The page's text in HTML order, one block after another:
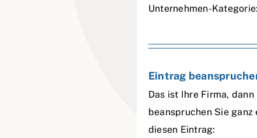
Unternehmen-Kategorie:
Eintrag
Das ist Ihre Firma, dann
beanspruchen Sie ganz
diesen Eintrag: